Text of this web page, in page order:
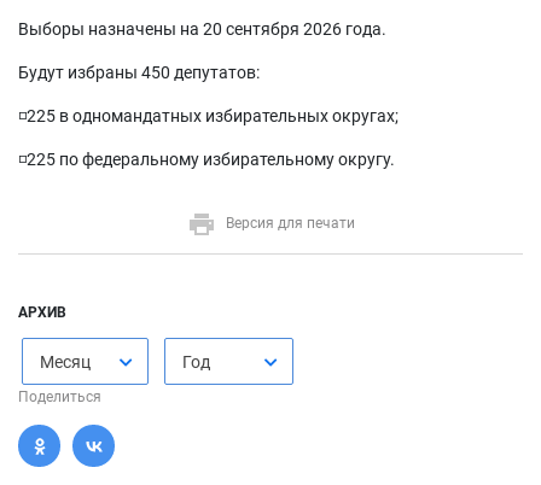
Выборы назначены на 20 сентября 2026 года.
Будут избраны 450 депутатов:
◽️225 в одномандатных избирательных округах;
◽️225 по федеральному избирательному округу.
Версия для печати
АРХИВ
Месяц Год
Поделиться